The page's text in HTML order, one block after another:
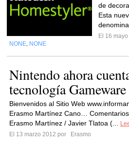
de
Esta
El 16
NONE NONE
Nintendo ahora
tecnología
Bienvenidos al Sitio Web
Erasmo Martínez Cano…
Erasmo Martínez / Javier Tlatoa (...
El 13 marzo 2012 por
Erasmo